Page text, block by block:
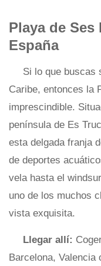
Playa de Ses
España
Si lo que buscas
Caribe, entonces la
imprescindible.
península de Es
esta delgada franja
de deportes
vela hasta el
uno de los muchos
vista exquisita.
Llegar allí:
Barcelona,